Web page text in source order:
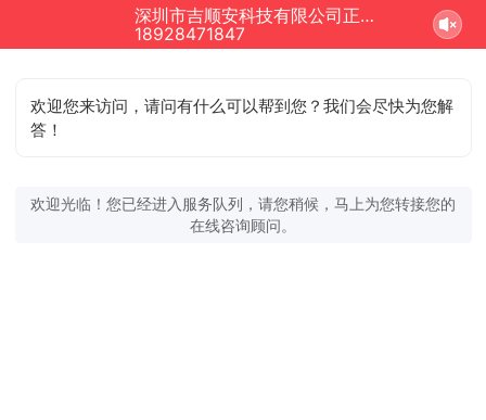
深圳市吉顺安科技有限公司正在为您服务
18928471847
欢迎您来访问，请问有什么可以帮到您？我们会尽快为您解
答！
欢迎光临！您已经进入服务队列，请您稍候，马上为您转接您的
在线咨询顾问。